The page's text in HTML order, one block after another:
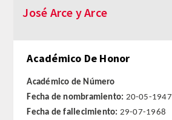
HISTORIA
JUNTA DE GOBIERNO
NORMATIVA
José Arce y Arce
Académico De Honor
Académico de Número
Fecha de nombramiento: 20-05-1947
Fecha de fallecimiento: 29-07-1968